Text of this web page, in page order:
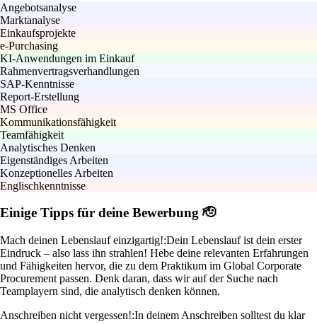
Angebotsanalyse
Marktanalyse
Einkaufsprojekte
e-Purchasing
KI-Anwendungen im Einkauf
Rahmenvertragsverhandlungen
SAP-Kenntnisse
Report-Erstellung
MS Office
Kommunikationsfähigkeit
Teamfähigkeit
Analytisches Denken
Eigenständiges Arbeiten
Konzeptionelles Arbeiten
Englischkenntnisse
Einige Tipps für deine Bewerbung 🫡
Mach deinen Lebenslauf einzigartig!:Dein Lebenslauf ist dein erster
Eindruck – also lass ihn strahlen! Hebe deine relevanten Erfahrungen
und Fähigkeiten hervor, die zu dem Praktikum im Global Corporate
Procurement passen. Denk daran, dass wir auf der Suche nach
Teamplayern sind, die analytisch denken können.
Anschreiben nicht vergessen!:In deinem Anschreiben solltest du klar